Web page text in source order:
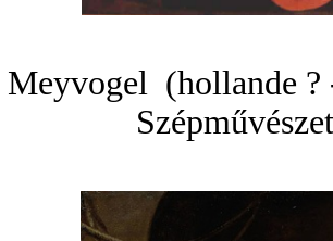
Meyvogel (hollande